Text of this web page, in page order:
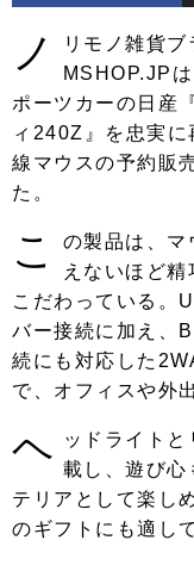
九州
注目の記事
ショップレポー
鈑金・塗装
ディテイリング
ヘッドライト磨
鈑金・塗装
小キズ直し
特集記事
ストップ 不具合修理＆
コラム
ショップ紹介
ショップレポー
レストア
カーメーカー「旧車」
イベント
イベント告知
ノ
リモノ雑貨
MSHOP.JP
ポーツカーの日産
ィ240Z』を忠実に
線マウスの予約販
た。
こ
の製品は、マ
えないほど精
こだわっている。
バー接続に加え、
続にも対応した
で、オフィスや外
ヘ
ッドライト
載し、遊び心
テリアとして楽し
のギフトにも適し